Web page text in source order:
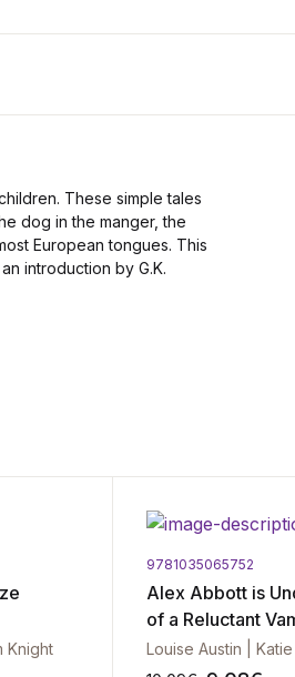
These simple tales
dog in the manger, the
European tongues. This
introduction by G.K.
Knight
9781035065752
Alex Abbott is
of a Reluctant
11 ½
Louise Austin |